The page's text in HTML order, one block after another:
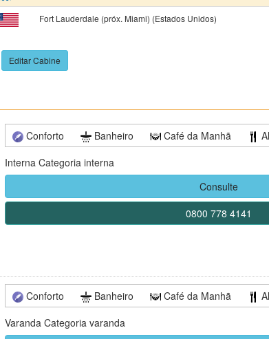
Fort Lauderdale (próx. Miami) (Estados Unidos)
Editar Cabine
Conforto Banheiro Café da Manhã
Interna Categoria interna
Consulte
0800 778 4141
Conforto Banheiro Café da Manhã
Varanda Categoria varanda